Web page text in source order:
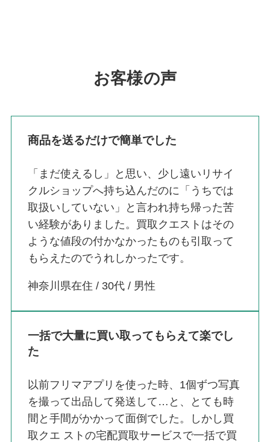
お客様の声
商品を送るだけで簡単でした
「まだ使えるし」と思い、少し遠いリサイ
クルショップへ持ち込んだのに「うちでは
取扱いしていない」と言われ持ち帰った苦
い経験がありました。買取クエストはその
ような値段の付かなかったものも引取って
もらえたのでうれしかったです。
神奈川県在住 / 30代 / 男性
一括で大量に買い取ってもらえて楽でし
た
以前フリマアプリを使った時、1個ずつ写真
を撮って出品して発送して…と、とても時
間と手間がかかって面倒でした。しかし買
取クエ ストの宅配買取サービスで一括で買